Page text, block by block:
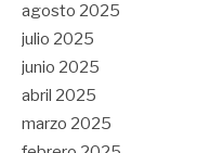
agosto 2025
julio 2025
junio 2025
abril 2025
marzo 2025